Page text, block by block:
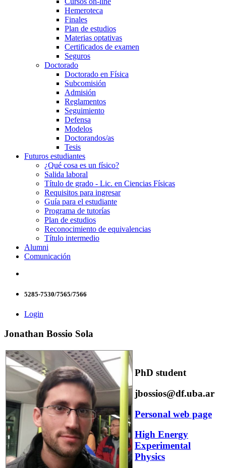
Hemeroteca
Finales
Plan de estudios
Materias optativas
Certificados de examen
Seguros
Doctorado
Doctorado en Física
Subcomisión
Admisión
Reglamentos
Seguimiento
Defensa
Modelos
Doctorandos/as
Tesis
Futuros estudiantes
¿Qué cosa es un físico?
Salida laboral
Título de grado - Lic. en Ciencias Físicas
Requisitos para ingresar
Guía para el estudiante
Programa de tutorías
Plan de estudios
Reconocimiento de equivalencias
Título intermedio
Alumni
Comunicación
5285-7530/7565/7566
Login
Jonathan Bossio Sola
PhD student
jbossios@df.uba.ar
Personal web page
High Energy
Experimental
Physics